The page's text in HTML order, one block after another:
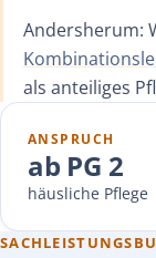
Andersherum:
als anteiliges
ANSPRUCH
ab PG 2
häusliche Pflege